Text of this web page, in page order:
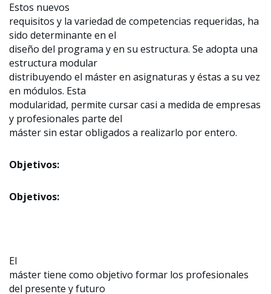
Estos nuevos
requisitos y la variedad de competencias requeridas, ha
sido determinante en el
diseño del programa y en su estructura. Se adopta una
estructura modular
distribuyendo el máster en asignaturas y éstas a su vez
en módulos. Esta
modularidad, permite cursar casi a medida de empresas
y profesionales parte del
máster sin estar obligados a realizarlo por entero.
Objetivos:
Objetivos:
El
máster tiene como objetivo formar los profesionales
del presente y futuro